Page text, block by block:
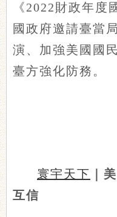
《2022財政年度
國政府邀請臺當
演、加強美國國
臺方強化防務。
寰宇天下 ｜
互信